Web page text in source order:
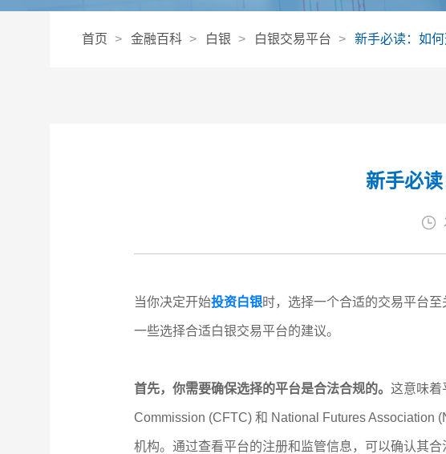
首页 金融百科 白银 白银交易平台 新手必读：如
新手必
当你决定开始投资白银时，选择一个合适的交易平台
一些选择合适白银交易平台的建议。
首先，你需要确保选择的平台是合法合规的。这意味着
Commission (CFTC) 和 National Futures Association
机构。通过查看平台的注册和监管信息，可以确认其合